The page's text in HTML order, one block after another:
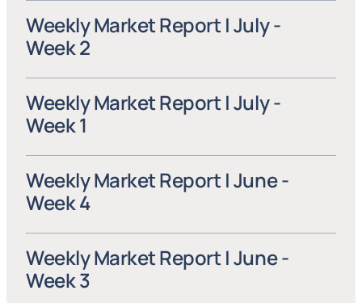
Weekly Market Report | July -
Week 2
Weekly Market Report | July -
Week 1
Weekly Market Report | June -
Week 4
Weekly Market Report | June -
Week 3